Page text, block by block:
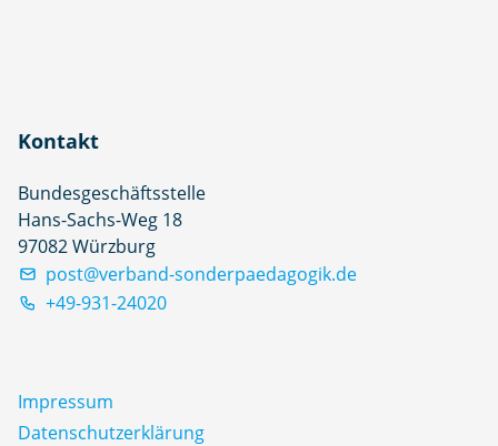
Kontakt
Bundesgeschäftsstelle
Hans-Sachs-Weg 18
97082 Würzburg
post@verband-sonderpaedagogik.de
+49-931-24020
Impressum
Datenschutz­erklärung